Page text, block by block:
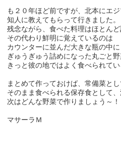
も２０年ほど前ですが、北本にエジ
知人に教えてもらって行きました。
残念ながら、食べた料理はほとんど
その代わり鮮明に覚えているのは
カウンターに並んだ大きな瓶の中に
ぎゅうぎゅう詰めになった丸ごと野
きっと彼の地ではよく食べられてい
まとめて作っておけば、常備菜とし
そのまま食べられる保存食として、
次はどんな野菜で作りましょう～！
マサーラＭ